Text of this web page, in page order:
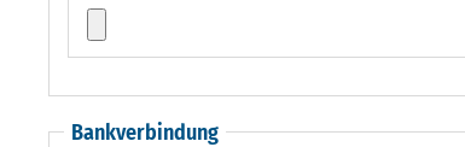
Bankverbindung